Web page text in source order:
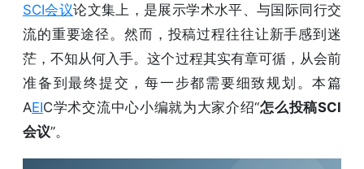
SCI会议论文集上，是展示学术水平、与国际同行交
流的重要途径。然而，投稿过程往往让新手感到迷
茫，不知从何入手。这个过程其实有章可循，从会前
准备到最终提交，每一步都需要细致规划。本篇
AEIC学术交流中心小编就为大家介绍“怎么投稿SCI
会议”。